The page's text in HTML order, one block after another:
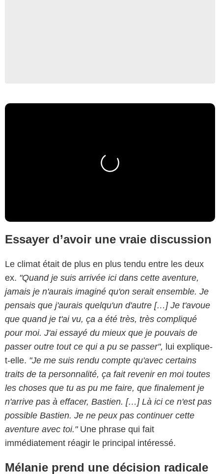
Essayer d’avoir une vraie discussion
Le climat était de plus en plus tendu entre les deux
ex. "Quand je suis arrivée ici dans cette aventure,
jamais je n'aurais imaginé qu'on serait ensemble. Je
pensais que j'aurais quelqu'un d'autre […] Je t'avoue
que quand je t'ai vu, ça a été très, très compliqué
pour moi. J'ai essayé du mieux que je pouvais de
passer outre tout ce qui a pu se passer", lui explique-
t-elle. "Je me suis rendu compte qu'avec certains
traits de ta personnalité, ça fait revenir en moi toutes
les choses que tu as pu me faire, que finalement je
n'arrive pas à effacer, Bastien. […] Là ici ce n'est pas
possible Bastien. Je ne peux pas continuer cette
aventure avec toi."Une phrase qui fait
immédiatement réagir le principal intéressé.
Mélanie prend une décision radicale